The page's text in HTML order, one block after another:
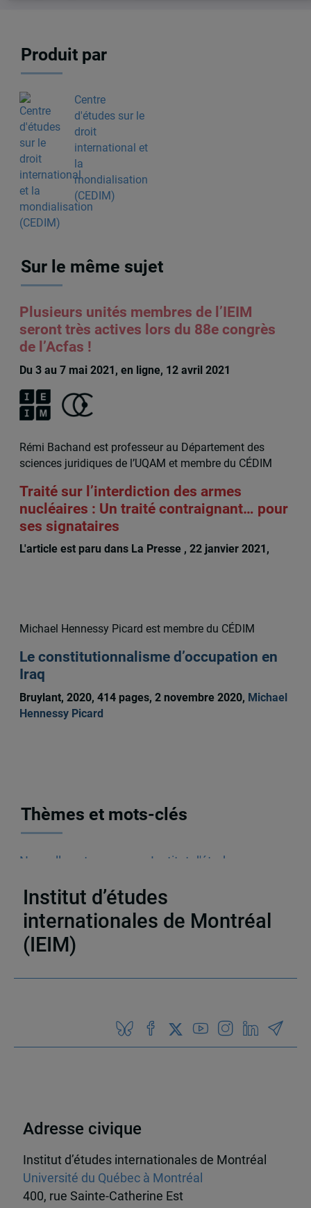
Produit par
Centre
d'études sur le
droit
international et
la
mondialisation
(CEDIM)
Sur le même sujet
Plusieurs unités membres de l’IEIM
seront très actives lors du 88e congrès
de l’Acfas !
Du 3 au 7 mai 2021, en ligne, 12 avril 2021
Rémi Bachand est professeur au Département des
sciences juridiques de l’UQAM et membre du CÉDIM
Traité sur l’interdiction des armes
nucléaires : Un traité contraignant… pour
ses signataires
L'article est paru dans La Presse , 22 janvier 2021,
Michael Hennessy Picard est membre du CÉDIM
Le constitutionnalisme d’occupation en
Iraq
Bruylant, 2020, 414 pages, 2 novembre 2020, Michael
Hennessy Picard
Thèmes et mots-clés
Nouvelles et annonces
Institut d'études
Institut d’études
internationales de Montréal
(IEIM)
Adresse civique
Institut d’études internationales de Montréal
Université du Québec à Montréal
400, rue Sainte-Catherine Est